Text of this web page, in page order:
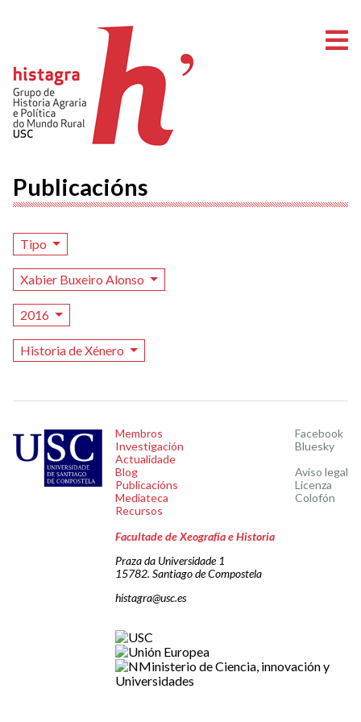
Publicacións
Tipo
Xabier Buxeiro Alonso
2016
Historia de Xénero
Membros
Investigación
Actualidade
Blog
Publicacións
Mediateca
Recursos
Facebook
Bluesky
Aviso legal
Licenza
Colofón
Facultade de Xeografía e Historia
Praza da Universidade 1
15782. Santiago de Compostela
histagra@usc.es